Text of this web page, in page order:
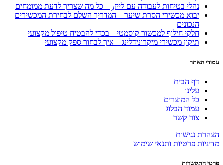
נהלי בטיחות לעבודה עם לייזر – כל מה שצריך לדעת ממומחים
יבוא מכשירי הסרת שיער – המדריך השלם לבחירת המכשירים
הנכונים
חלקי חילוף למכשור קוסמטי – בכדי להבטיח טיפול מקצועי
תיקון מכשירי מיקרונידלינג – איך לבחור ספק מקצועי
עמודי האתר
דף הבית
עלינו
כל המוצרים
עמוד הבלוג
צור קשר
הצהרת נגישות
מדיניות פרטיות ותנאי שימוש
פרטי התקשרות